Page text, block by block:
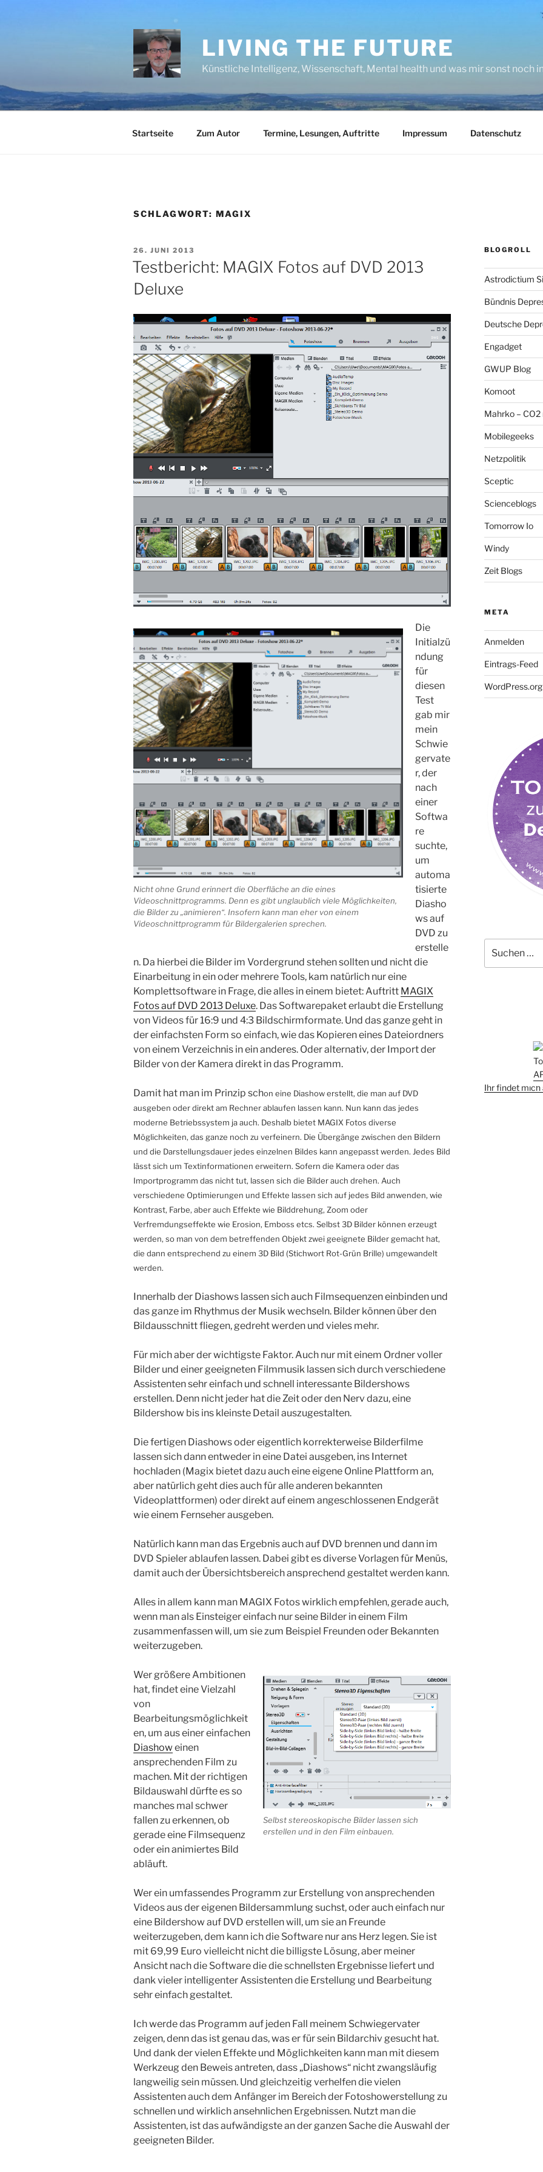
LIVING THE FUTURE
Künstliche Intelligenz, Wissenschaft, Mental health und was mir sonst noch
Startseite Zum Autor Termine, Lesungen, Auftritte Impressum Datenschutz
SCHLAGWORT: MAGIX
VERÖFFENTLICHT
AM
26. JUNI 2013
Testbericht: MAGIX Fotos auf DVD 2013
Deluxe
Nicht ohne Grund erinnert die Oberfläche an die eines
Videoschnittprogramms. Denn es gibt unglaublich viele Möglichkeiten,
die Bilder zu „animieren“. Insofern kann man eher von einem
Videoschnittprogramm für Bildergalerien sprechen.
Die
Initialzü
ndung
für
diesen
Test
gab mir
mein
Schwie
gervate
r, der
nach
einer
Softwa
re
suchte,
um
automa
tisierte
Diasho
ws auf
DVD zu
erstelle
n. Da hierbei die Bilder im Vordergrund stehen sollten und nicht die
Einarbeitung in ein oder mehrere Tools, kam natürlich nur eine
Komplettsoftware in Frage, die alles in einem bietet: Auftritt MAGIX
Fotos auf DVD 2013 Deluxe. Das Softwarepaket erlaubt die Erstellung
von Videos für 16:9 und 4:3 Bildschirmformate. Und das ganze geht in
der einfachsten Form so einfach, wie das Kopieren eines Dateiordners
von einem Verzeichnis in ein anderes. Oder alternativ, der Import der
Bilder von der Kamera direkt in das Programm.
Damit hat man im Prinzip schon eine Diashow erstellt, die man auf DVD
ausgeben oder direkt am Rechner ablaufen lassen kann. Nun kann das jedes
moderne Betriebssystem ja auch. Deshalb bietet MAGIX Fotos diverse
Möglichkeiten, das ganze noch zu verfeinern. Die Übergänge zwischen den Bildern
und die Darstellungsdauer jedes einzelnen Bildes kann angepasst werden. Jedes Bild
lässt sich um Textinformationen erweitern. Sofern die Kamera oder das
Importprogramm das nicht tut, lassen sich die Bilder auch drehen. Auch
verschiedene Optimierungen und Effekte lassen sich auf jedes Bild anwenden, wie
Kontrast, Farbe, aber auch Effekte wie Bilddrehung, Zoom oder
Verfremdungseffekte wie Erosion, Emboss etcs. Selbst 3D Bilder können erzeugt
werden, so man von dem betreffenden Objekt zwei geeignete Bilder gemacht hat,
die dann entsprechend zu einem 3D Bild (Stichwort Rot-Grün Brille) umgewandelt
werden.
Innerhalb der Diashows lassen sich auch Filmsequenzen einbinden und
das ganze im Rhythmus der Musik wechseln. Bilder können über den
Bildausschnitt fliegen, gedreht werden und vieles mehr.
Für mich aber der wichtigste Faktor. Auch nur mit einem Ordner voller
Bilder und einer geeigneten Filmmusik lassen sich durch verschiedene
Assistenten sehr einfach und schnell interessante Bildershows
erstellen. Denn nicht jeder hat die Zeit oder den Nerv dazu, eine
Bildershow bis ins kleinste Detail auszugestalten.
Die fertigen Diashows oder eigentlich korrekterweise Bilderfilme
lassen sich dann entweder in eine Datei ausgeben, ins Internet
hochladen (Magix bietet dazu auch eine eigene Online Plattform an,
aber natürlich geht dies auch für alle anderen bekannten
Videoplattformen) oder direkt auf einem angeschlossenen Endgerät
wie einem Fernseher ausgeben.
Natürlich kann man das Ergebnis auch auf DVD brennen und dann im
DVD Spieler ablaufen lassen. Dabei gibt es diverse Vorlagen für Menüs,
damit auch der Übersichtsbereich ansprechend gestaltet werden kann.
Alles in allem kann man MAGIX Fotos wirklich empfehlen, gerade auch,
wenn man als Einsteiger einfach nur seine Bilder in einem Film
zusammenfassen will, um sie zum Beispiel Freunden oder Bekannten
weiterzugeben.
Selbst stereoskopische Bilder lassen sich
erstellen und in den Film einbauen.
Wer größere Ambitionen
hat, findet eine Vielzahl
von
Bearbeitungsmöglichkeit
en, um aus einer einfachen
Diashow einen
ansprechenden Film zu
machen. Mit der richtigen
Bildauswahl dürfte es so
manches mal schwer
fallen zu erkennen, ob
gerade eine Filmsequenz
oder ein animiertes Bild
abläuft.
Wer ein umfassendes Programm zur Erstellung von ansprechenden
Videos aus der eigenen Bildersammlung suchst, oder auch einfach nur
eine Bildershow auf DVD erstellen will, um sie an Freunde
weiterzugeben, dem kann ich die Software nur ans Herz legen. Sie ist
mit 69,99 Euro vielleicht nicht die billigste Lösung, aber meiner
Ansicht nach die Software die die schnellsten Ergebnisse liefert und
dank vieler intelligenter Assistenten die Erstellung und Bearbeitung
sehr einfach gestaltet.
Ich werde das Programm auf jeden Fall meinem Schwiegervater
zeigen, denn das ist genau das, was er für sein Bildarchiv gesucht hat.
Und dank der vielen Effekte und Möglichkeiten kann man mit diesem
Werkzeug den Beweis antreten, dass „Diashows“ nicht zwangsläufig
langweilig sein müssen. Und gleichzeitig verhelfen die vielen
Assistenten auch dem Anfänger im Bereich der Fotoshowerstellung zu
schnellen und wirklich ansehnlichen Ergebnissen. Nutzt man die
Assistenten, ist das aufwändigste an der ganzen Sache die Auswahl der
geeigneten Bilder.
BLOGROLL
Astrodictium
Bündnis
Deutsche
Engadget
GWUP Blog
Komoot
Mahrko –
Mobilegeeks
Netzpolitik
Sceptic
Scienceblogs
Tomorrow Io
Windy
Zeit Blogs
META
Anmelden
Eintrags-Feed
WordPress.org
nach:
Ihr findet mich